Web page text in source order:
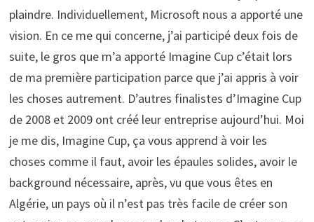
plaindre. Individuellement, Microsoft nous a apporté une
vision. En ce me qui concerne, j’ai participé deux fois de
suite, le gros que m’a apporté Imagine Cup c’était lors
de ma première participation parce que j’ai appris à voir
les choses autrement. D’autres finalistes d’Imagine Cup
de 2008 et 2009 ont créé leur entreprise aujourd’hui. Moi
je me dis, Imagine Cup, ça vous apprend à voir les
choses comme il faut, avoir les épaules solides, avoir le
background nécessaire, après, vu que vous êtes en
Algérie, un pays où il n’est pas très facile de créer son